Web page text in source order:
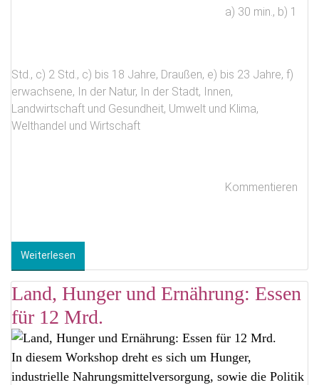
a) 30 min., b) 1
Std. , c) 2 Std. , c) bis 18 Jahre, Draußen, e) bis 23 Jahre, f)
erwachsene, In der Natur, In der Stadt, Innen,
Landwirtschaft und Gesundheit, Umwelt und Klima,
Welthandel und Wirtschaft
Kommentieren
Weiterlesen
Land, Hunger und Ernährung: Essen
für 12 Mrd.
In diesem Workshop dreht es sich um Hunger,
industrielle Nahrungsmittelversorgung, sowie die Politik